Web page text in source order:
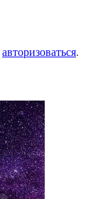
авторизоваться.